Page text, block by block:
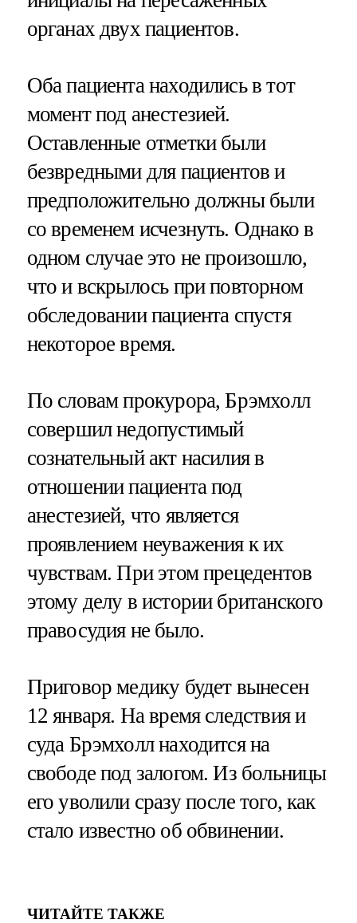
органах двух пациентов.
Оба пациента находились в тот
момент под анестезией.
Оставленные отметки были
безвредными для пациентов и
предположительно должны были
со временем исчезнуть. Однако в
одном случае это не произошло,
что и вскрылось при повторном
обследовании пациента спустя
некоторое время.
По словам прокурора, Брэмхолл
совершил недопустимый
сознательный акт насилия в
отношении пациента под
анестезией, что является
проявлением неуважения к их
чувствам. При этом прецедентов
этому делу в истории британского
правосудия не было.
Приговор медику будет вынесен
12 января. На время следствия и
суда Брэмхолл находится на
свободе под залогом. Из больницы
его уволили сразу после того, как
стало известно об обвинении.
ЧИТАЙТЕ ТАКЖЕ